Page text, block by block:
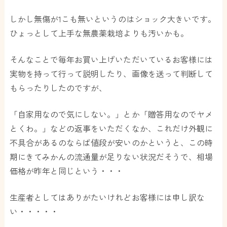
しかし無傷が1こも無いというのはショック大きいです。
ひょっとして上手な無農薬栽培よりも汚いかも。
そんなことで毎年お買い上げいただいているお客様には
実物を持って行って説明したり、画像を送って判断して
もらったりしたのですが、
「自家用なので気にしない。」とか「贈答用なのでヤメ
とくわ。」などの返事をいただくなか、これだけ外観に
不具合があるのならば値段が安いのかというと、この時
期にきてみかんの流通量が足りない状況だそうで、相場
価格が昨年と同じという・・・
生産者としてはありがたいけれどお客様には申し訳な
い・・・・・